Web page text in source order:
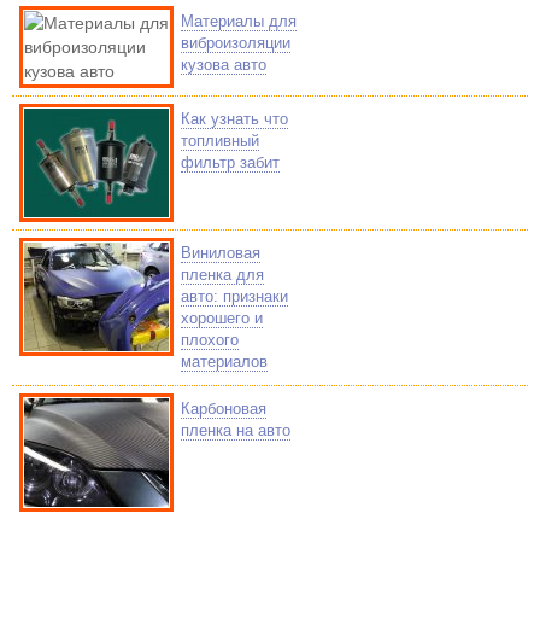
Материалы для
виброизоляции
кузова авто
Как узнать что
топливный
фильтр забит
Виниловая
пленка для
авто: признаки
хорошего и
плохого
материалов
Карбоновая
пленка на авто